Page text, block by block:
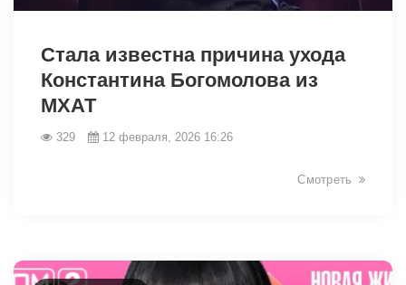
Стала известна причина ухода
Константина Богомолова из
МХАТ
329 12 февраля, 2026 16:26
Смотреть